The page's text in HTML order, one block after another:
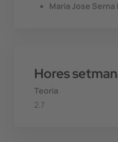
Maria Jose
Hores
Teoria
2.7